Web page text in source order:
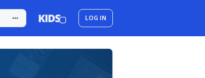
LOG IN